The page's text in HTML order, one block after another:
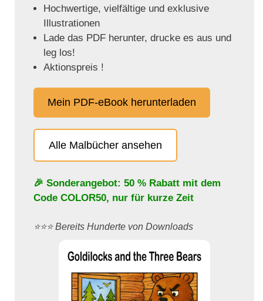
Hochwertige, vielfältige und exklusive
Illustrationen
Lade das PDF herunter, drucke es aus und
leg los!
Aktionspreis !
Mein PDF-eBook herunterladen
Alle Malbücher ansehen
🎉 Sonderangebot: 50 % Rabatt mit dem
Code COLOR50, nur für kurze Zeit
⭐️⭐️⭐️ Bereits Hunderte von Downloads